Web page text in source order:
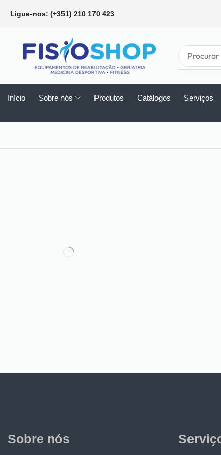
Ligue-nos: (+351) 210 170 423
Início Sobre nós Produtos Catálogos Serviços
Sobre nós